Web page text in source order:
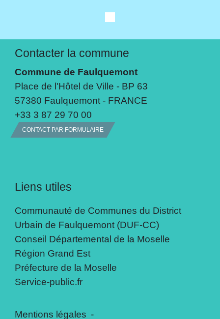
Contacter la commune
Commune de Faulquemont
Place de l'Hôtel de Ville - BP 63
57380 Faulquemont - FRANCE
+33 3 87 29 70 00
CONTACT PAR FORMULAIRE
Liens utiles
Communauté de Communes du District
Urbain de Faulquemont (DUF-CC)
Conseil Départemental de la Moselle
Région Grand Est
Préfecture de la Moselle
Service-public.fr
Mentions légales -